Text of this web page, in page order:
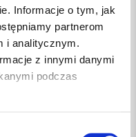
Informacje o tym, jak
partnerom
i analitycznym.
z innymi danymi
podczas